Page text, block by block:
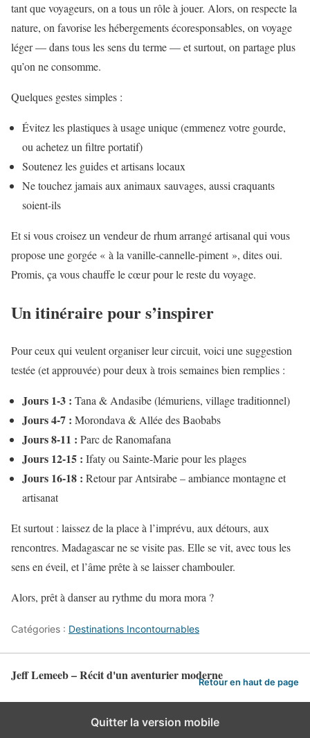
tant que voyageurs, on a tous un rôle à jouer. Alors, on respecte la
nature, on favorise les hébergements écoresponsables, on voyage
léger — dans tous les sens du terme — et surtout, on partage plus
qu’on ne consomme.
Quelques gestes simples :
Évitez les plastiques à usage unique (emmenez votre gourde,
ou achetez un filtre portatif)
Soutenez les guides et artisans locaux
Ne touchez jamais aux animaux sauvages, aussi craquants
soient-ils
Et si vous croisez un vendeur de rhum arrangé artisanal qui vous
propose une gorgée « à la vanille-cannelle-piment », dites oui.
Promis, ça vous chauffe le cœur pour le reste du voyage.
Un itinéraire pour s’inspirer
Pour ceux qui veulent organiser leur circuit, voici une suggestion
testée (et approuvée) pour deux à trois semaines bien remplies :
Jours 1-3 : Tana & Andasibe (lémuriens, village traditionnel)
Jours 4-7 : Morondava & Allée des Baobabs
Jours 8-11 : Parc de Ranomafana
Jours 12-15 : Ifaty ou Sainte-Marie pour les plages
Jours 16-18 : Retour par Antsirabe – ambiance montagne et
artisanat
Et surtout : laissez de la place à l’imprévu, aux détours, aux
rencontres. Madagascar ne se visite pas. Elle se vit, avec tous les
sens en éveil, et l’âme prête à se laisser chambouler.
Alors, prêt à danser au rythme du mora mora ?
Catégories : Destinations Incontournables
Jeff Lemeeb – Récit d'un aventurier moderneRetour en haut de page
Quitter la version mobile